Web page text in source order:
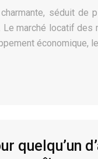
séduit de
marché locatif
économique,
quelqu’un